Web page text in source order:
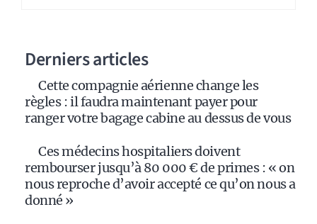
Derniers articles
Cette compagnie aérienne change les
règles : il faudra maintenant payer pour
ranger votre bagage cabine au dessus de vous
Ces médecins hospitaliers doivent
rembourser jusqu’à 80 000 € de primes : « on
nous reproche d’avoir accepté ce qu’on nous a
donné »